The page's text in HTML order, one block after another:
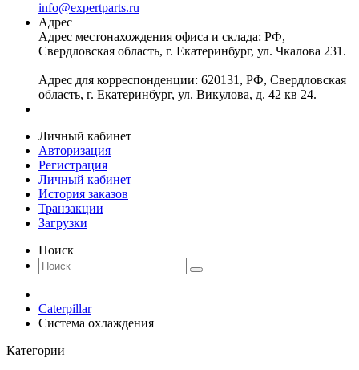
info@expertparts.ru
Адрес
Адрес местонахождения офиса и склада: РФ,
Свердловская область, г. Екатеринбург, ул. Чкалова 231.
Адрес для корреспонденции: 620131, РФ, Свердловская
область, г. Екатеринбург, ул. Викулова, д. 42 кв 24.
Личный кабинет
Авторизация
Регистрация
Личный кабинет
История заказов
Транзакции
Загрузки
Поиск
Caterpillar
Система охлаждения
Категории